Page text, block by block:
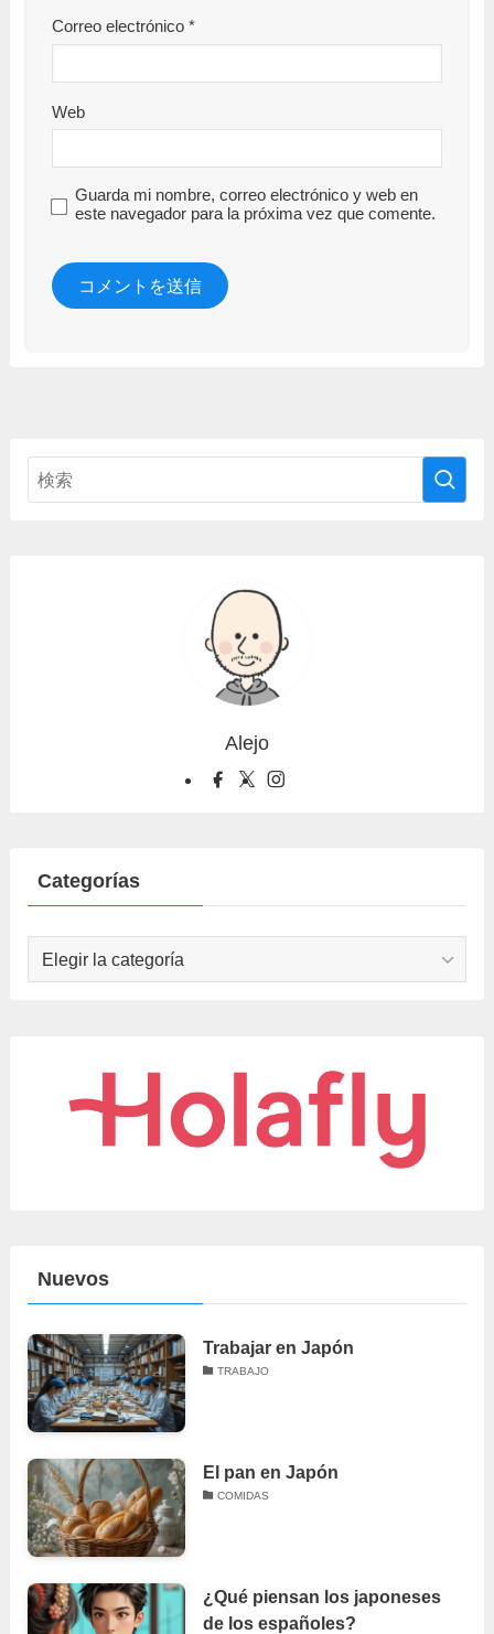
Correo electrónico *
Web
Guarda mi nombre, correo electrónico y web en
este navegador para la próxima vez que comente.
Alejo
Categorías
Categorías
Nuevos
Trabajar en Japón
TRABAJO
El pan en Japón
COMIDAS
¿Qué piensan los japoneses
de los españoles?